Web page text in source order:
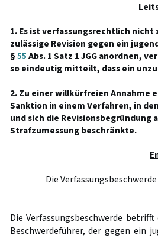
1. Es ist verfassungsrechtlich
zulässige Revision gegen ein
§55Abs. 1 Satz 1 JGG anordnen,
so eindeutig mitteilt, dass ein
2. Zu einer willkürfreien Annahme
Sanktion in einem Verfahren, in
und sich die Revisionsbegründung
Strafzumessung beschränkte.
Die
Die Verfassungsbeschwerde
Beschwerdeführer, der gegen ein